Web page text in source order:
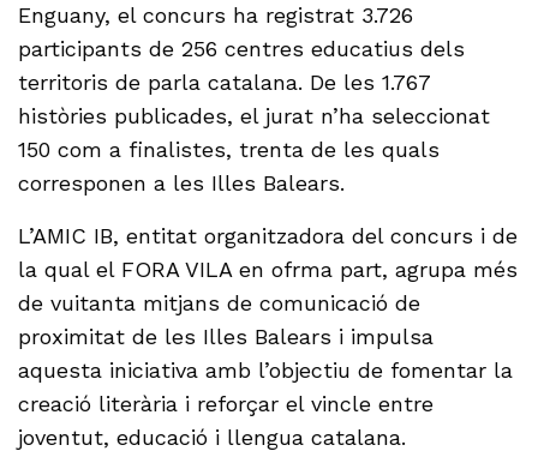
Enguany, el concurs ha registrat 3.726
participants de 256 centres educatius dels
territoris de parla catalana. De les 1.767
històries publicades, el jurat n’ha seleccionat
150 com a finalistes, trenta de les quals
corresponen a les Illes Balears.
L’AMIC IB, entitat organitzadora del concurs i de
la qual el FORA VILA en ofrma part, agrupa més
de vuitanta mitjans de comunicació de
proximitat de les Illes Balears i impulsa
aquesta iniciativa amb l’objectiu de fomentar la
creació literària i reforçar el vincle entre
joventut, educació i llengua catalana.